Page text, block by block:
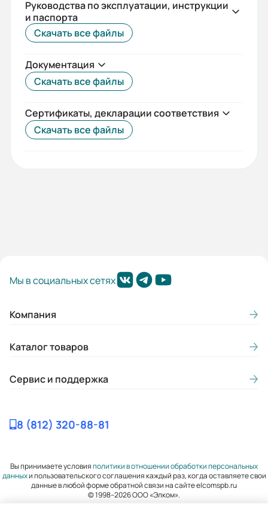
Руководства по эксплуатации, инструкции
и паспорта
Скачать все файлы
Документация
Скачать все файлы
Сертификаты, декларации соответствия
Скачать все файлы
Мы в социальных сетях
Компания
Каталог товаров
Сервис и поддержка
8 (812) 320-88-81
Вы принимаете условияполитики в отношении обработки персональных
данныхи пользовательского соглашения каждый раз, когда оставляете свои
данные в любой форме обратной связи на сайте elcomspb.ru
© 1998–2026 ООО «Элком».